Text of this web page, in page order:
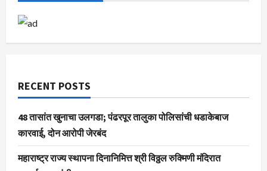
RECENT POSTS
48 तासांत खुनाचा उलगडा; पंढरपूर तालुका पोलिसांची धडाकेबाज
कारवाई, दोन आरोपी जेरबंद
महाराष्ट्र राज्य स्थापना दिनानिमित्त श्री विठ्ठल रुक्मिणी मंदिरात